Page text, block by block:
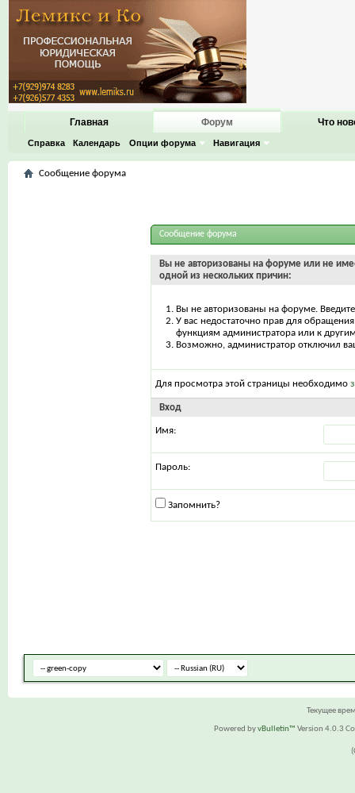
Главная Форум
Справка Календарь Опции форума Навигация
Что
Сообщение форума
Сообщение форума
Вы не авторизованы на форуме или не
одной из нескольких причин:
Вы не авторизованы на форуме.
У вас недостаточно прав для
функциям администратора или к
Возможно, администратор отключил
Для просмотра этой страницы необходимо
Вход
Имя:
Пароль:
Запомнить?
Текущее
Powered byvBulletin™ Version 4.0.3